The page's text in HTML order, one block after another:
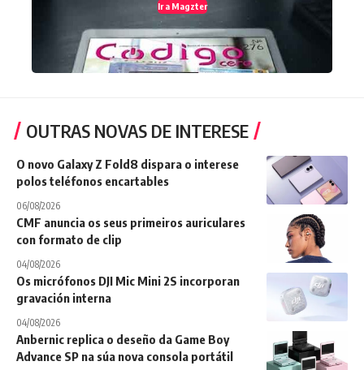
Ir a Magzter
OUTRAS NOVAS DE INTERESE
O novo Galaxy Z Fold8 dispara o interese
polos teléfonos encartables
06/08/2026
CMF anuncia os seus primeiros auriculares
con formato de clip
04/08/2026
Os micrófonos DJI Mic Mini 2S incorporan
gravación interna
04/08/2026
Anbernic replica o deseño da Game Boy
Advance SP na súa nova consola portátil